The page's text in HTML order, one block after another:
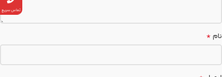
نام *
تماس سریع